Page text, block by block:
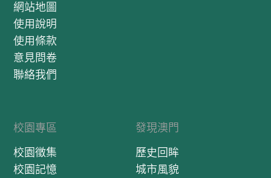
網站地圖
使用說明
使用條款
意見問卷
聯絡我們
校園專區
校園徵集
校園記憶
發現澳門
歷史回眸
城市風貌